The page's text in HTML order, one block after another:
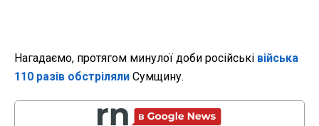
Нагадаємо, протягом минулої доби російські війська
110 разів обстріляли Сумщину.